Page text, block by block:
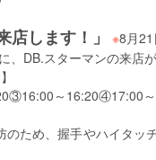
します！」 ※8月
、DB.スターマンの来店
～16:20④17:00
のため、握手やハイタッ